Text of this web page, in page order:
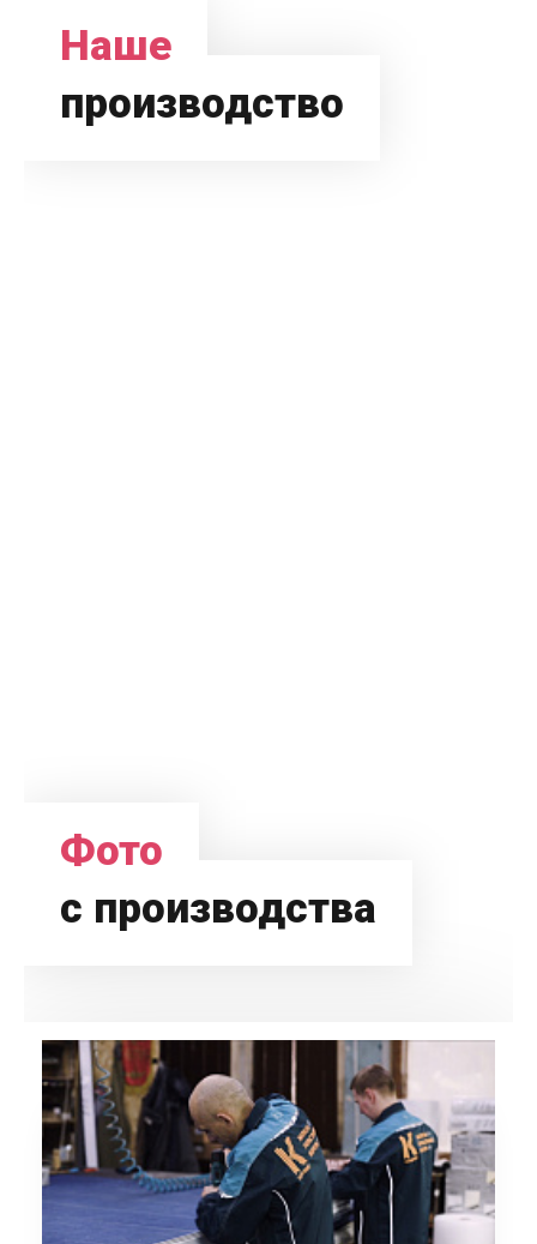
Наше
производство
Фото
с производства